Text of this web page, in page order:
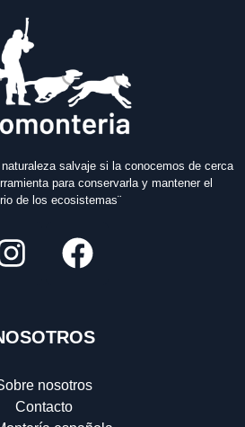
salvaje si la conocemos de cerca
para conservarla y mantener el
de los ecosistemas¨
nosotros
Contacto